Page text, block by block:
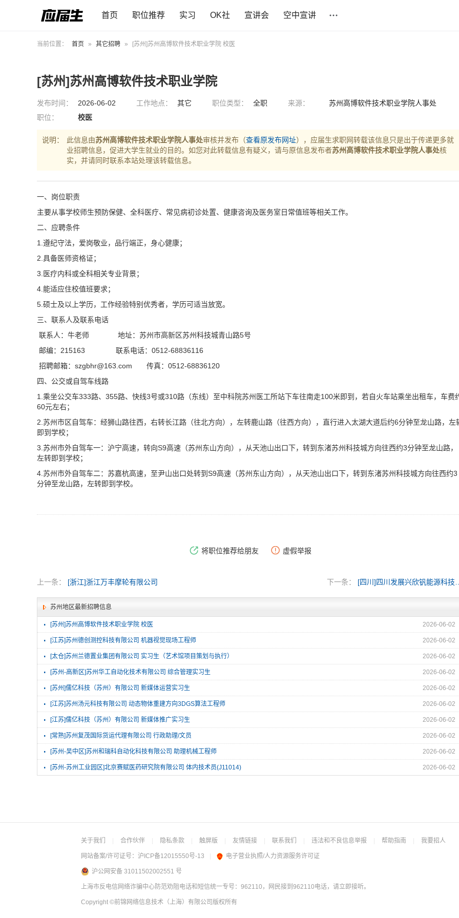
首页 职位推荐 实习 OK社 宣讲会 空中宣讲
当前位置： 首页 » 其它招聘 » [苏州]苏州高博软件技术职业学院 校医
[苏州]苏州高博软件技术职业学院
发布时间： 2026-06-02 工作地点： 其它 职位类型： 全职 来源：
苏州高博软件技术职业学院人事处
职位：
校医
说明： 此信息由苏州高博软件技术职业学院人事处审核并发布（查看原发布网址），应届生求职网转载该信息只是出于传递更多就
业招聘信息，促进大学生就业的目的。如您对此转载信息有疑义，请与原信息发布者苏州高博软件技术职业学院人事处核
实，并请同时联系本站处理该转载信息。
一、岗位职责
主要从事学校师生预防保健、全科医疗、常见病初诊处置、健康咨询及医务室日常值班等相关工作。
二、应聘条件
1.遵纪守法，爱岗敬业，品行端正，身心健康；
2.具备医师资格证；
3.医疗内科或全科相关专业背景；
4.能适应住校值班要求；
5.硕士及以上学历，工作经验特别优秀者，学历可适当放宽。
三、联系人及联系电话
联系人：牛老师 地址：苏州市高新区苏州科技城青山路5号
邮编： 215163 联系电话： 0512-68836116
招聘邮箱： szgbhr@163.com 传真： 0512-68836120
四、公交或自驾车线路
1. 乘坐公交车333路、 355路、快线3号或310路（东线）至中科院苏州医工所站下车往南走100米即到，若自火车站乘坐出租车，车费
60元左右；
2. 苏州市区自驾车：经狮山路往西，右转长江路（往北方向），左转鹿山路（往西方向），直行进入太湖大道后约6分钟至龙山路，左
即到学校；
3. 苏州市外自驾车一：沪宁高速，转向S9高速（苏州东山方向），从天池山出口下，转到东渚苏州科技城方向往西约3分钟至龙山路，
左转即到学校；
4. 苏州市外自驾车二：苏嘉杭高速，至尹山出口处转到 S9高速（苏州东山方向），从天池山出口下，转到东渚苏州科技城方向往西约3
分钟至龙山路，左转即到学校。
将职位推荐给朋友 虚假举报
上一条： [浙江]浙江万丰摩轮有限公司 下一条： [四川]四川发展
苏州地区最新招聘信息
2026-06-02
· [苏州]苏州高博软件技术职业学院 校医
2026-06-02
· [江苏]苏州德创测控科技有限公司 机器视觉现场工程师
2026-06-02
· [太仓]苏州兰德置业集团有限公司 实习生（艺术馆项目策划与执行）
2026-06-02
· [苏州-高新区]苏州华工自动化技术有限公司 综合管理实习生
2026-06-02
· [苏州]儒亿科技（苏州）有限公司 新媒体运营实习生
2026-06-02
· [江苏]苏州汤元科技有限公司 动态物体重建方向3DGS算法工程师
2026-06-02
· [江苏]儒亿科技（苏州）有限公司 新媒体推广实习生
2026-06-02
· [常熟]苏州复茂国际货运代理有限公司 行政助理/文员
2026-06-02
· [苏州-吴中区]苏州和瑞科自动化科技有限公司 助理机械工程师
2026-06-02
· [苏州-苏州工业园区]北京赛赋医药研究院有限公司 体内技术员(J11014)
关于我们 合作伙伴 隐私条款 触屏版 友情链接 联系我们 违法和不良信息举报 帮助指南 我要招人
网站备案/许可证号： 沪ICP备12015550号-13 电子营业执照/人力资源服务许可证
沪公网安备 31011502002551 号
上海市反电信网络诈骗中心防范劝阻电话和短信统一专号：962110，网民接到962110电话，请立即接听。
Copyright ©前锦网络信息技术（上海）有限公司 版权所有